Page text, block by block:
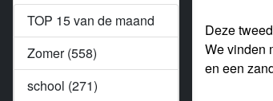
TOP 15 van de maand
Zomer (558)
school (271)
Deze
We vinden
en een